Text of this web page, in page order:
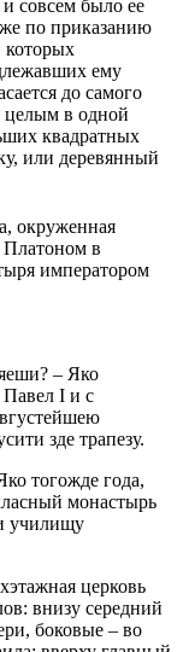
совсем было ее
по приказанию
которых
ему
до самого
целым в одной
квадратных
или деревянный
окруженная
Платоном в
императором
– Яко
I и с
зде трапезу.
тогожде года,
монастырь
училищу
церковь
внизу середний
боковые – во